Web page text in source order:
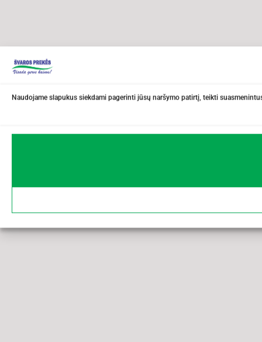
Naudojame slapukus siekdami pagerinti jūsų naršymo patirtį, teikti